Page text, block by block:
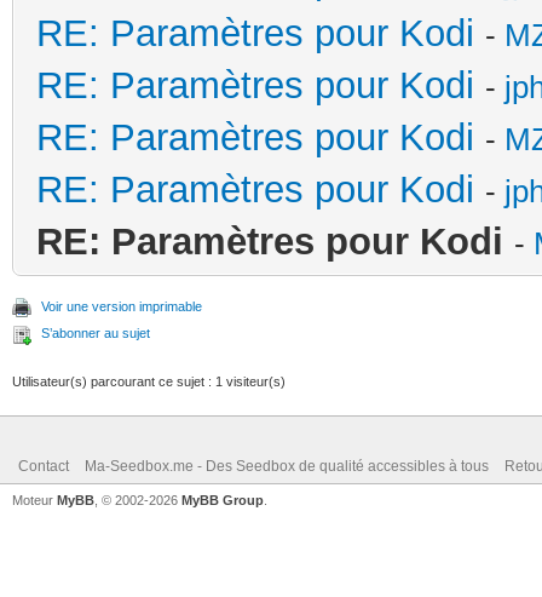
RE: Paramètres pour Kodi -
RE: Paramètres pour Kodi -
RE: Paramètres pour Kodi -
RE: Paramètres pour Kodi -
RE: Paramètres pour Kodi -
Voir une version imprimable
S’abonner au sujet
Utilisateur(s) parcourant ce sujet : 1 visiteur(s)
Contact Ma-Seedbox.me - Des Seedbox de qualité accessibles à tous
Moteur MyBB , © 2002-2026 MyBB Group